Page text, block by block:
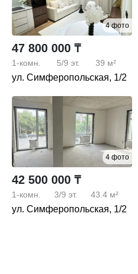
4 фото
47 800 000 ₸
1-комн. 5/9 эт. 39 м²
ул. Симферопольская, 1/2
4 фото
42 500 000 ₸
1-комн. 3/9 эт. 43.4 м²
ул. Симферопольская, 1/2